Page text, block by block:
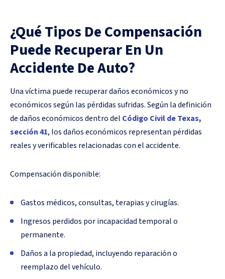
¿Qué Tipos De Compensación
Puede Recuperar En Un
Accidente De Auto?
Una víctima puede recuperar daños económicos y no
económicos según las pérdidas sufridas. Según la definición
de daños económicos dentro del Código Civil de Texas,
sección 41, los daños económicos representan pérdidas
reales y verificables relacionadas con el accidente.
Compensación disponible:
Gastos médicos, consultas, terapias y cirugías.
Ingresos perdidos por incapacidad temporal o
permanente.
Daños a la propiedad, incluyendo reparación o
reemplazo del vehículo.